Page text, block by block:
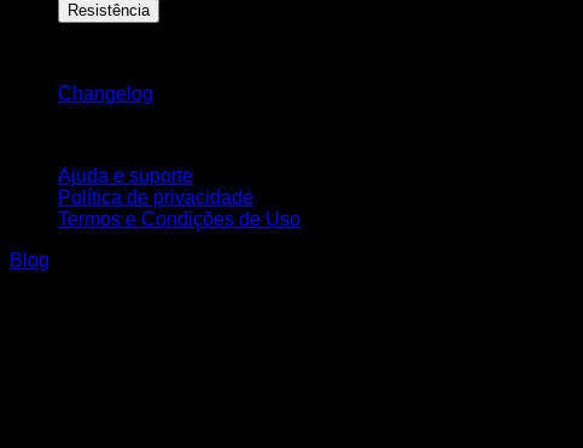
Resistência
Changelog
Ajuda e suporte
Política de privacidade
Termos e Condições de Uso
Blog